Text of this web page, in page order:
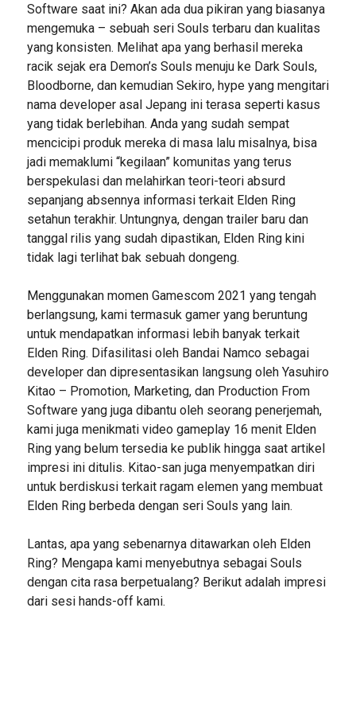
Software saat ini? Akan ada dua pikiran yang biasanya
mengemuka – sebuah seri Souls terbaru dan kualitas
yang konsisten. Melihat apa yang berhasil mereka
racik sejak era Demon’s Souls menuju ke Dark Souls,
Bloodborne, dan kemudian Sekiro, hype yang mengitari
nama developer asal Jepang ini terasa seperti kasus
yang tidak berlebihan. Anda yang sudah sempat
mencicipi produk mereka di masa lalu misalnya, bisa
jadi memaklumi “kegilaan” komunitas yang terus
berspekulasi dan melahirkan teori-teori absurd
sepanjang absennya informasi terkait Elden Ring
setahun terakhir. Untungnya, dengan trailer baru dan
tanggal rilis yang sudah dipastikan, Elden Ring kini
tidak lagi terlihat bak sebuah dongeng.
Menggunakan momen Gamescom 2021 yang tengah
berlangsung, kami termasuk gamer yang beruntung
untuk mendapatkan informasi lebih banyak terkait
Elden Ring. Difasilitasi oleh Bandai Namco sebagai
developer dan dipresentasikan langsung oleh Yasuhiro
Kitao – Promotion, Marketing, dan Production From
Software yang juga dibantu oleh seorang penerjemah,
kami juga menikmati video gameplay 16 menit Elden
Ring yang belum tersedia ke publik hingga saat artikel
impresi ini ditulis. Kitao-san juga menyempatkan diri
untuk berdiskusi terkait ragam elemen yang membuat
Elden Ring berbeda dengan seri Souls yang lain.
Lantas, apa yang sebenarnya ditawarkan oleh Elden
Ring? Mengapa kami menyebutnya sebagai Souls
dengan cita rasa berpetualang? Berikut adalah impresi
dari sesi hands-off kami.